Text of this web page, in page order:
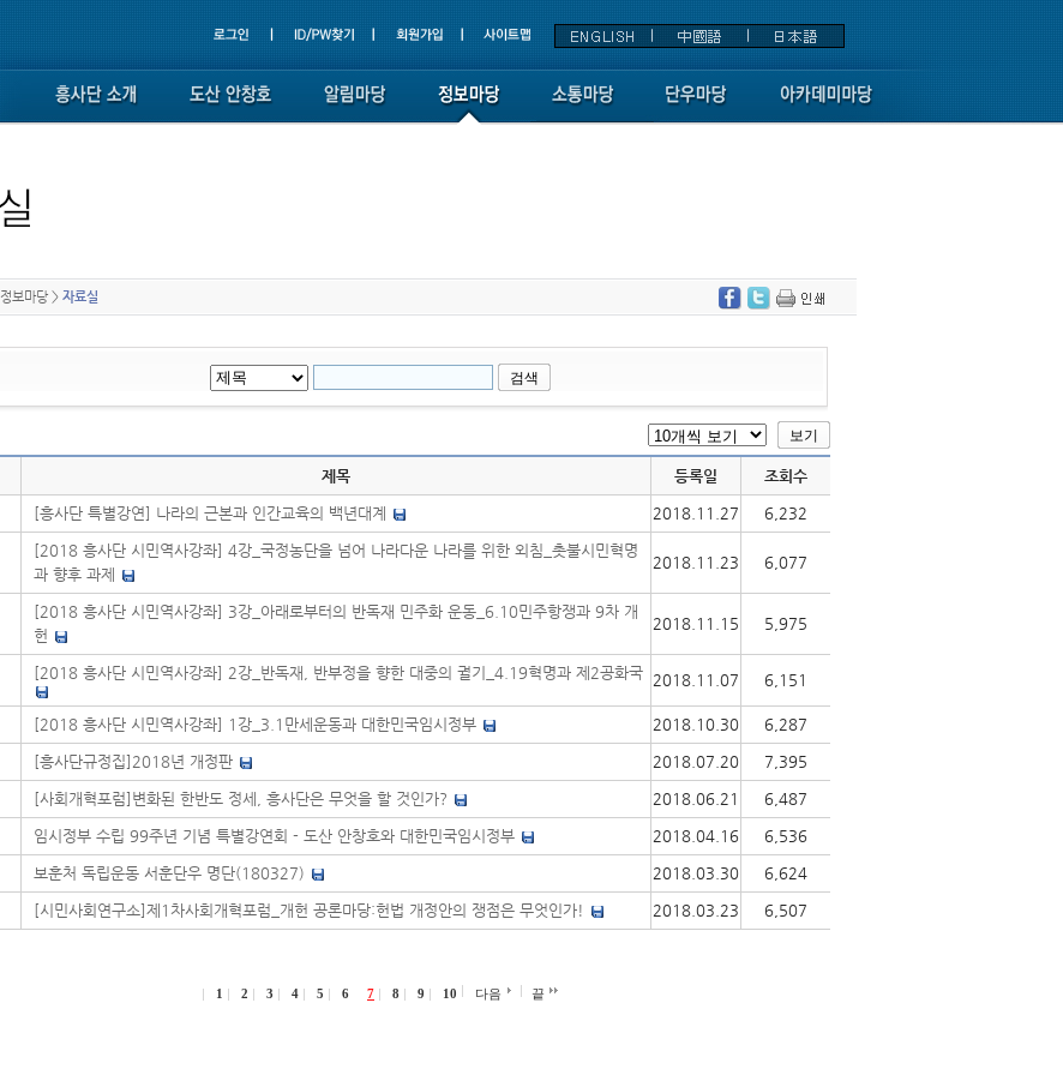
정보마당 > 자료실
제목 등록일 조회수
[흥사단 특별강연] 나라의 근본과 인간교육의 백년대계 2018.11.27 6,232
[2018 흥사단 시민역사강좌] 4강_국정농단을 넘어 나라다운 나라를 위한 외침_촛불시민혁명
과 향후 과제
2018.11.23 6,077
[2018 흥사단 시민역사강좌] 3강_아래로부터의 반독재 민주화 운동_6.10민주항쟁과 9차 개
헌
2018.11.15 5,975
[2018 흥사단 시민역사강좌] 2강_반독재, 반부정을 향한 대중의 궐기_4.19혁명과 제2공화국 2018.11.07 6,151
[2018 흥사단 시민역사강좌] 1강_3.1만세운동과 대한민국임시정부 2018.10.30 6,287
[흥사단규정집]2018년 개정판 2018.07.20 7,395
[사회개혁포럼]변화된 한반도 정세, 흥사단은 무엇을 할 것인가? 2018.06.21 6,487
임시정부 수립 99주년 기념 특별강연회 - 도산 안창호와 대한민국임시정부 2018.04.16 6,536
보훈처 독립운동 서훈단우 명단(180327) 2018.03.30 6,624
[시민사회연구소]제1차사회개혁포럼_개헌 공론마당:헌법 개정안의 쟁점은 무엇인가! 2018.03.23 6,507
1 2 3 4 5 6 7 8 9 10 다음 끝